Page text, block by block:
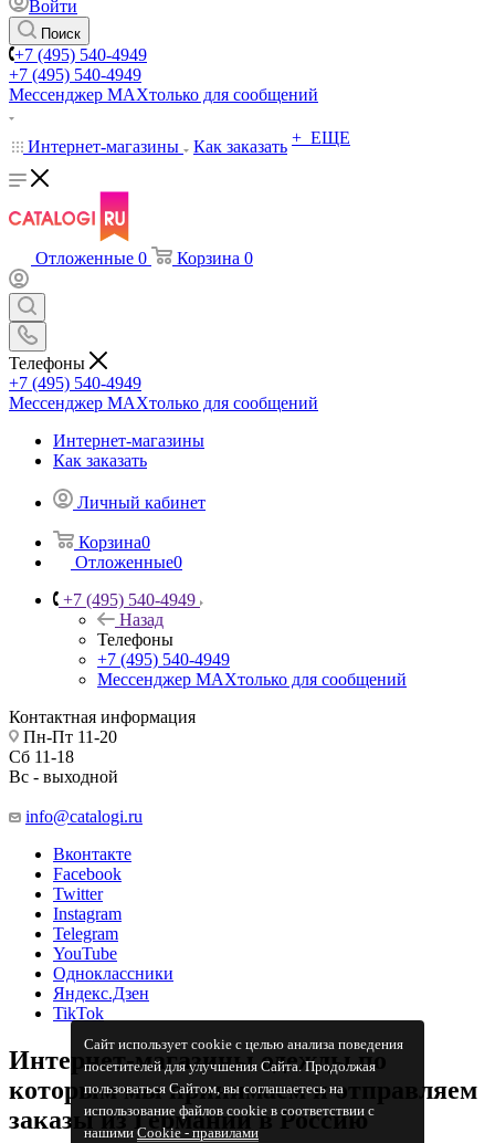
Сайт использует cookie с целью анализа поведения
посетителей для улучшения Сайта. Продолжая
пользоваться Сайтом, вы соглашаетесь на
использование файлов cookie в соответствии с
нашимиCookiе - правилами
Войти
Поиск
+7 (495) 540-4949
+7 (495) 540-4949
Мессенджер МАХтолько для сообщений
Интернет-магазины Как заказать + ЕЩЕ
Отложенные 0 Корзина 0
Телефоны
+7 (495) 540-4949
Мессенджер МАХтолько для сообщений
Интернет-магазины
Как заказать
Личный кабинет
Корзина0
Отложенные0
+7 (495) 540-4949
Назад
Телефоны
+7 (495) 540-4949
Мессенджер МАХтолько для сообщений
Контактная информация
Пн-Пт 11-20
Сб 11-18
Вс - выходной
info@catalogi.ru
Вконтакте
Facebook
Twitter
Instagram
Telegram
YouTube
Одноклассники
Яндекс.Дзен
TikTok
Интернет-магазины одежды по
которым мы принимаем и отправляем
заказы из Германии в Россию